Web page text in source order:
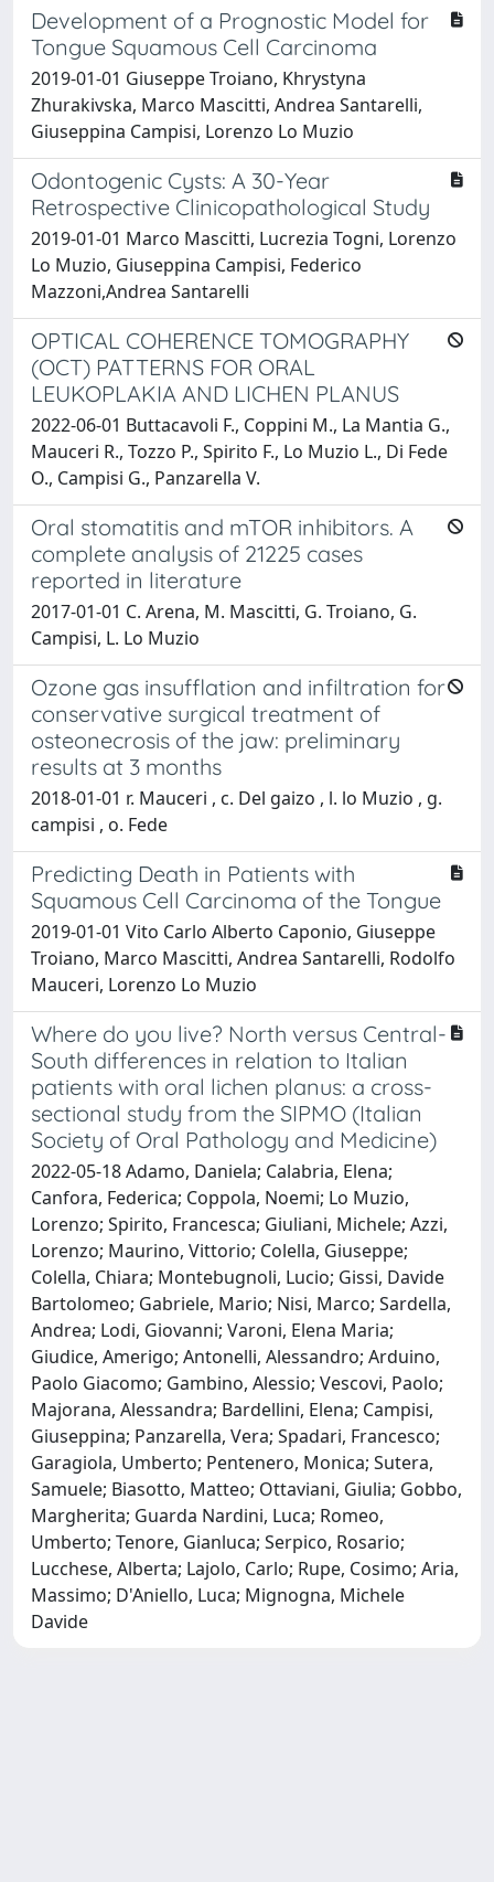
Development of a Prognostic Model for
Tongue Squamous Cell Carcinoma
2019-01-01 Giuseppe Troiano, Khrystyna
Zhurakivska, Marco Mascitti, Andrea Santarelli,
Giuseppina Campisi, Lorenzo Lo Muzio
Odontogenic Cysts: A 30-Year
Retrospective Clinicopathological Study
2019-01-01 Marco Mascitti, Lucrezia Togni, Lorenzo
Lo Muzio, Giuseppina Campisi, Federico
Mazzoni,Andrea Santarelli
OPTICAL COHERENCE TOMOGRAPHY
(OCT) PATTERNS FOR ORAL
LEUKOPLAKIA AND LICHEN PLANUS
2022-06-01 Buttacavoli F., Coppini M., La Mantia G.,
Mauceri R., Tozzo P., Spirito F., Lo Muzio L., Di Fede
O., Campisi G., Panzarella V.
Oral stomatitis and mTOR inhibitors. A
complete analysis of 21225 cases
reported in literature
2017-01-01 C. Arena, M. Mascitti, G. Troiano, G.
Campisi, L. Lo Muzio
Ozone gas insufflation and infiltration for
conservative surgical treatment of
osteonecrosis of the jaw: preliminary
results at 3 months
2018-01-01 r. Mauceri , c. Del gaizo , l. lo Muzio , g.
campisi , o. Fede
Predicting Death in Patients with
Squamous Cell Carcinoma of the Tongue
2019-01-01 Vito Carlo Alberto Caponio, Giuseppe
Troiano, Marco Mascitti, Andrea Santarelli, Rodolfo
Mauceri, Lorenzo Lo Muzio
Where do you live? North versus Central-
South differences in relation to Italian
patients with oral lichen planus: a cross-
sectional study from the SIPMO (Italian
Society of Oral Pathology and Medicine)
2022-05-18 Adamo, Daniela; Calabria, Elena;
Canfora, Federica; Coppola, Noemi; Lo Muzio,
Lorenzo; Spirito, Francesca; Giuliani, Michele; Azzi,
Lorenzo; Maurino, Vittorio; Colella, Giuseppe;
Colella, Chiara; Montebugnoli, Lucio; Gissi, Davide
Bartolomeo; Gabriele, Mario; Nisi, Marco; Sardella,
Andrea; Lodi, Giovanni; Varoni, Elena Maria;
Giudice, Amerigo; Antonelli, Alessandro; Arduino,
Paolo Giacomo; Gambino, Alessio; Vescovi, Paolo;
Majorana, Alessandra; Bardellini, Elena; Campisi,
Giuseppina; Panzarella, Vera; Spadari, Francesco;
Garagiola, Umberto; Pentenero, Monica; Sutera,
Samuele; Biasotto, Matteo; Ottaviani, Giulia; Gobbo,
Margherita; Guarda Nardini, Luca; Romeo,
Umberto; Tenore, Gianluca; Serpico, Rosario;
Lucchese, Alberta; Lajolo, Carlo; Rupe, Cosimo; Aria,
Massimo; D'Aniello, Luca; Mignogna, Michele
Davide